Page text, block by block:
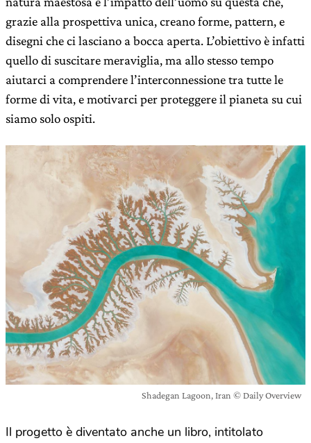
grazie alla prospettiva unica, creano forme, pattern, e
disegni che ci lasciano a bocca aperta. L’obiettivo è infatti
quello di suscitare meraviglia, ma allo stesso tempo
aiutarci a comprendere l’interconnessione tra tutte le
forme di vita, e motivarci per proteggere il pianeta su cui
siamo solo ospiti.
Shadegan Lagoon, Iran © Daily Overview
Il progetto è diventato anche un libro, intitolato